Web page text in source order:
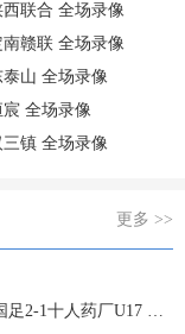
西联合 全场录像
南赣联 全场录像
泰山 全场录像
宸 全场录像
三镇 全场录像
更多 >>
赵松源登场1分钟传射